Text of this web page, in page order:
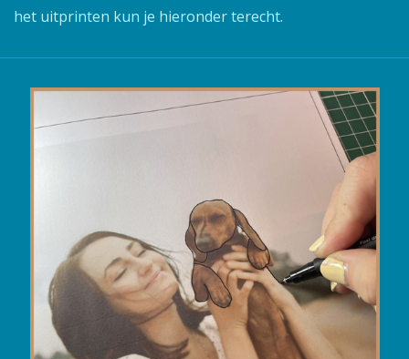
het uitprinten kun je hieronder terecht.